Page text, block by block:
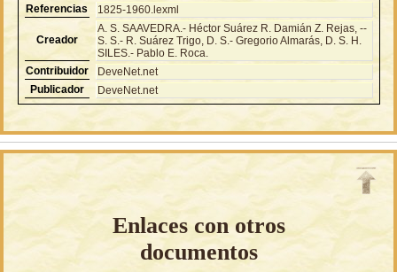
Referencias
1825-1960.lexml
Creador
A. S. SAAVEDRA.- Héctor Suárez R. Damián Z. Rejas, --
S. S.- R. Suárez Trigo, D. S.- Gregorio Almarás, D. S. H.
SILES.- Pablo E. Roca.
Contribuidor
DeveNet.net
Publicador
DeveNet.net
Enlaces con otros
documentos